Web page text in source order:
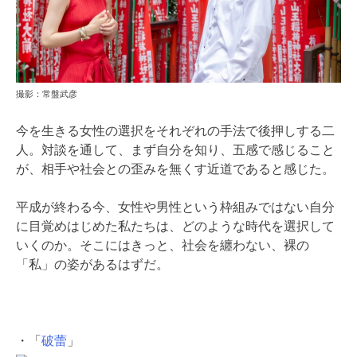
撮影：常盤武彦
今を生きる女性の選択をそれぞれの手法で後押しする二
人。対談を通して、まず自分を知り、五感で感じること
が、相手や社会との歪みを無くす近道であると感じた。
平成が終わる今、女性や男性という枠組みではない自分
に目覚めはじめた私たちは、どのような時代を選択して
いくのか。そこにはきっと、社会を纏わない、裸の
「私」の姿があるはずだ。
・「破蕾 」